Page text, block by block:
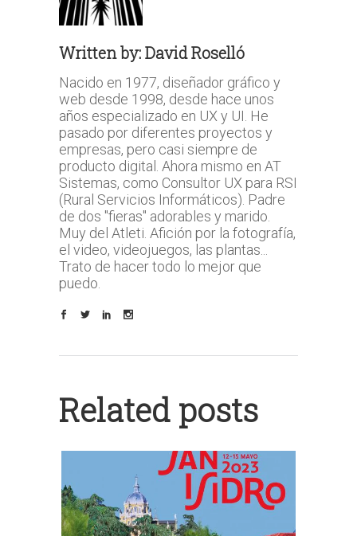
Written by:David Roselló
Nacido en 1977, diseñador gráfico y
web desde 1998, desde hace unos
años especializado en UX y UI. He
pasado por diferentes proyectos y
empresas, pero casi siempre de
producto digital. Ahora mismo en AT
Sistemas, como Consultor UX para RSI
(Rural Servicios Informáticos). Padre
de dos "fieras" adorables y marido.
Muy del Atleti. Afición por la fotografía,
el video, videojuegos, las plantas...
Trato de hacer todo lo mejor que
puedo.
Related posts